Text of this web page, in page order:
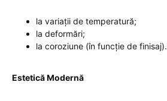
la variații de temperatură;
la deformări;
la coroziune (în funcție de finisaj).
Estetică Modernă